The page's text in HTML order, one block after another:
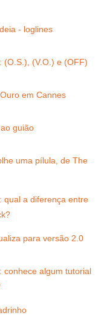
- loglines
(O.S.), (V.O.) e (OFF)
em Cannes
guião
uma pílula, de The
qual a diferença entre
para versão 2.0
conhece algum tutorial